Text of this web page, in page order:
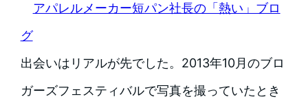
アパレルメーカー短パン社長の「熱い」ブロ
グ
出会いはリアルが先でした。2013年10月のブロ
ガーズフェスティバルで写真を撮っていたとき